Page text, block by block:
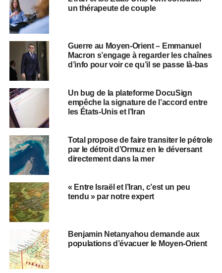
un thérapeute de couple
Guerre au Moyen-Orient – Emmanuel
Macron s’engage à regarder les chaînes
d’info pour voir ce qu’il se passe là-bas
Un bug de la plateforme DocuSign
empêche la signature de l’accord entre
les États-Unis et l’Iran
Total propose de faire transiter le pétrole
par le détroit d’Ormuz en le déversant
directement dans la mer
« Entre Israël et l’Iran, c’est un peu
tendu » par notre expert
Benjamin Netanyahou demande aux
populations d’évacuer le Moyen-Orient